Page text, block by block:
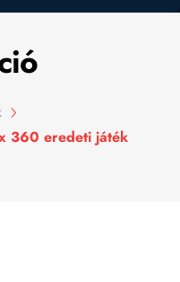
360 eredeti játék